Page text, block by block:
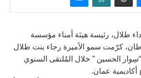
طلال، رئيسة هيئة أمناء مؤسسة
كرّمت سمو الأميرة رجاء بنت طلال
الحسين ” خلال المُلتقى السنوي
عمان.